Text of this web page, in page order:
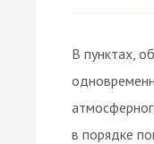
В пунктах,
в порядке